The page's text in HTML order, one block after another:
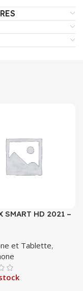
SMART HD 2021 –
et Tablette,